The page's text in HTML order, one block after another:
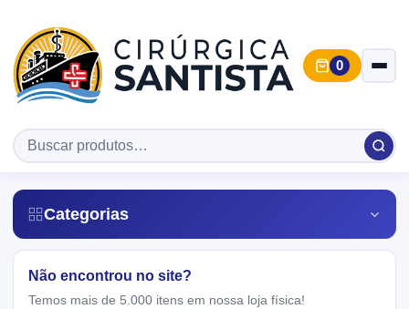
0
Categorias
Não encontrou no site?
Temos mais de 5.000 itens em nossa loja física!